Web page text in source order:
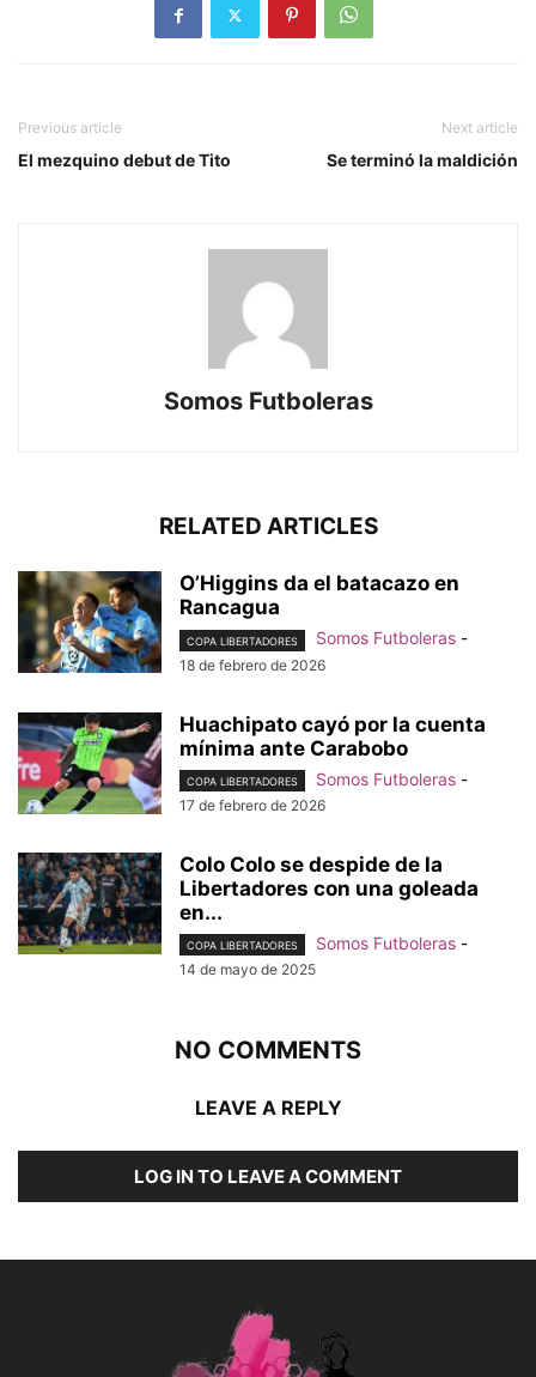
Previous article
El mezquino debut de Tito
Next article
Se terminó la maldición
Somos Futboleras
RELATED ARTICLES
O’Higgins da el batacazo en
Rancagua
COPA LIBERTADORES Somos Futboleras -
18 de febrero de 2026
Huachipato cayó por la cuenta
mínima ante Carabobo
COPA LIBERTADORES Somos Futboleras -
17 de febrero de 2026
Colo Colo se despide de la
Libertadores con una goleada
en...
COPA LIBERTADORES Somos Futboleras -
14 de mayo de 2025
NO COMMENTS
LEAVE A REPLY
LOG IN TO LEAVE A COMMENT